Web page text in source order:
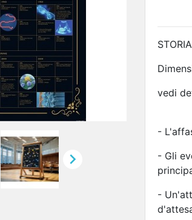

vedi
-
- Gli
-